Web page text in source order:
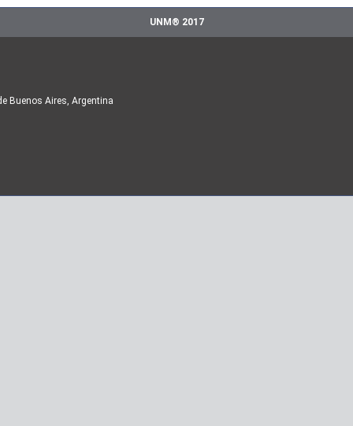
UNM® 2017
Buenos Aires, Argentina